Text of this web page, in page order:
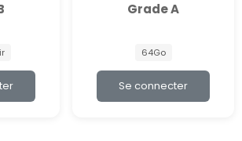
Grade A
64Go
Se connecter